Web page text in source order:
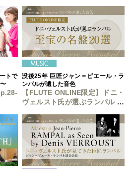
トで
没後25年 巨匠ジャン＝ピエール・ラ
ンパルが遺した音色
【FLUTE ONLINE限定】ドニ・
ヴェルスト氏が選ぶランパル 至